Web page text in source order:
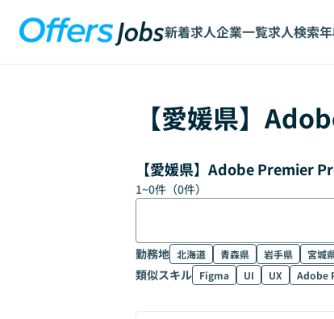
新着求人企業一覧求人検索
【愛媛県】
【愛媛県】Adobe Premier
1~0件（0件）
勤務地 北海道 青森県 岩手県 宮城
類似スキル Figma UI UX Adobe